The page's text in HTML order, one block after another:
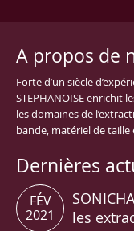
A propos de
Forte d’un siècle
STEPHANOISE enrichit
les domaines de
bande, matériel de
Dernières
les
FÉV
2021